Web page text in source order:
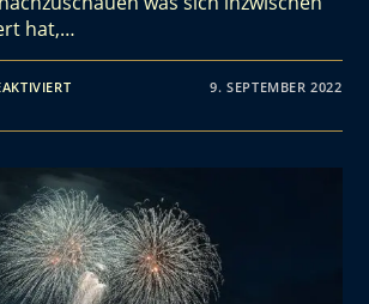
hat,…
9. SEPTEMBER 2022